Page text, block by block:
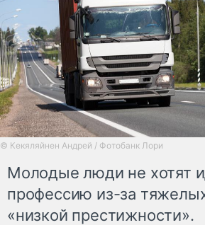
© Кекяляйнен Андрей / Фотобанк Лори
Молодые люди не хотят
профессию из-за
«низкой престижности».